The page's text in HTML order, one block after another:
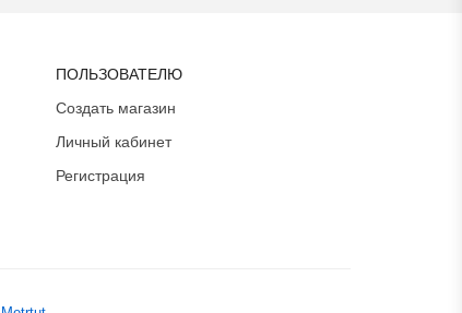
ПОЛЬЗОВАТЕЛЮ
Создать магазин
Личный кабинет
Регистрация